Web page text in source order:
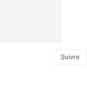
Suivre